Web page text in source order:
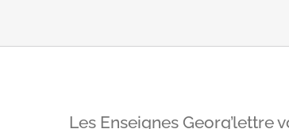
Les Enseignes Georg’lettre